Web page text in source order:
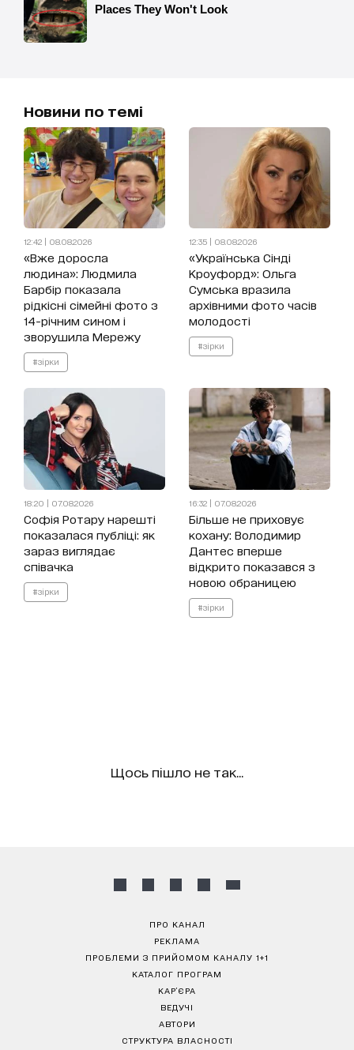
Новини по темі
12:42 | 08.08.2026
«Вже доросла
людина»: Людмила
Барбір показала
рідкісні сімейні фото з
14-річним сином і
зворушила Мережу
#зірки
12:35 | 08.08.2026
«Українська Сінді
Кроуфорд»: Ольга
Сумська вразила
архівними фото часів
молодості
#зірки
18:20 | 07.08.2026
Софія Ротару нарешті
показалася публіці: як
зараз виглядає
співачка
#зірки
16:32 | 07.08.2026
Більше не приховує
кохану: Володимир
Дантес вперше
відкрито показався з
новою обраницею
#зірки
Щось пішло не так...
ПРО КАНАЛ
РЕКЛАМА
ПРОБЛЕМИ З ПРИЙОМОМ КАНАЛУ 1+1
КАТАЛОГ ПРОГРАМ
КАР’ЄРА
ВЕДУЧІ
АВТОРИ
СТРУКТУРА ВЛАСНОСТІ